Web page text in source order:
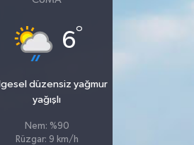
6°
düzensiz yağmur
yağışlı
Nem: %90
Rüzgar: 9 km/h